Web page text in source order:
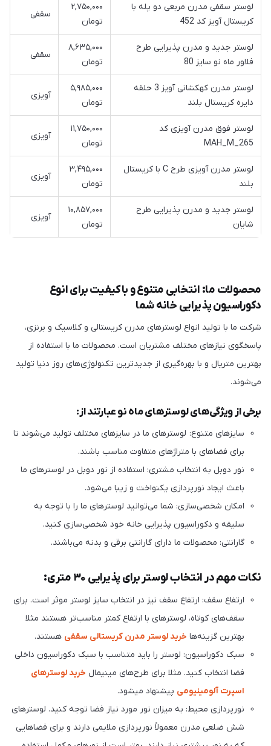
لوستر سقفی مدرن مربعی دو پله با
کریستال آویز کد 452
۲,۷۵۰,۰۰۰
تومان
سقفی
لوستر جدید و مدرن پذیرایی طرح
فلاور ماه نو سایز 80
۸,۶۳۵,۰۰۰
تومان
سقفی
لوستر مدرن کهکشانی آویز 3 حلقه
دایره کریستال بلند
۵,۹۸۵,۰۰۰
تومان
آویزی
لوستر فوق مدرن آویزی کد
MAH_M_265
۱۱,۷۵۰,۰۰۰
تومان
آویزی
لوستر مدرن آویزی طرح C با کریستال
بلند
۳,۴۹۵,۰۰۰
تومان
آویزی
لوستر جدید و مدرن پذیرایی طرح
شایان
۱۰,۸۵۷,۰۰۰
تومان
آویزی
محصولات ما: انتخابی متنوع و باکیفیت برای انوع
دکوراسیون پذیرایی خانه شما
شرکت ما با تولید انواع لوسترهای مدرن کریستالی و کلاسیک و برنزی،
پاسخگوی نیازهای مختلف مشتریان است. محصولات ما با استفاده از
بهترین متریال و با بهره‌گیری از جدیدترین تکنولوژی‌های روز دنیا تولید
می‌شوند.
برخی از ویژگی‌های لوسترهای ماه نو عبارتند از:
سایزهای متنوع: لوسترهای ما در سایزهای مختلف تولید می‌شوند تا
برای فضاهای با متراژهای متفاوت مناسب باشند.
نور دوبل به انتخاب مشتری: استفاده از نور دوبل در لوسترهای ما
باعث ایجاد نورپردازی یکنواخت و زیبا می‌شود.
امکان شخصی‌سازی: شما می‌توانید لوسترهای ما را با توجه به
سلیقه و دکوراسیون پذیرایی خانه خود شخصی‌سازی کنید.
گارانتی: محصولات ما دارای گارانتی برقی و بدنه می‌باشند.
نکات مهم در انتخاب لوستر برای پذیرایی ۳۰ متری:
ارتفاع سقف: ارتفاع سقف نیز در انتخاب سایز لوستر موثر است. برای
سقف‌های کوتاه، لوسترهای با ارتفاع کمتر مناسب‌تر هستند مثلا
بهترین گزینه‌ها خرید لوستر مدرن کریستالی سقفی هستند.
سبک دکوراسیون: لوستر را باید متناسب با سبک دکوراسیون داخلی
فضا انتخاب کنید. مثلا برای طرح‌های مینیمال خرید لوسترهای
اسپرت آلومینیومی پیشنهاد میشود.
نورپردازی محیط: به میزان نور مورد نیاز فضا توجه کنید. لوسترهای
شش ضلعی مدرن معمولاً نورپردازی ملایمی دارند و برای فضاهایی